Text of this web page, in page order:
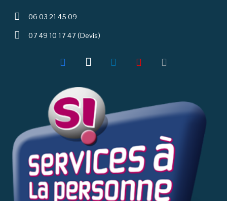
06 03 21 45 09
07 49 10 17 47 (Devis)